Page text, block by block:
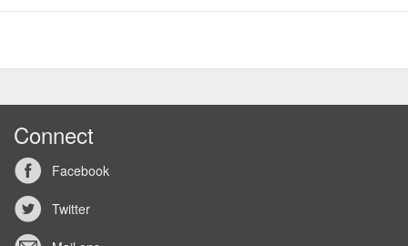
Connect
Facebook
Twitter